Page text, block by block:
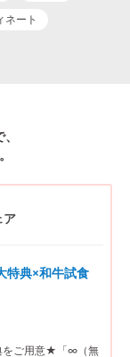
ネート
ア
特典×和牛試食
をご用意★「∞（無